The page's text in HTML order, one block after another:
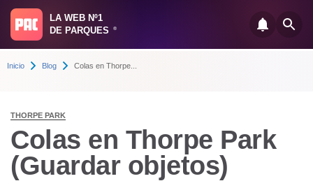
LA WEB Nº1
DE PARQUES
®
Inicio Blog Colas en Thorpe...
THORPE PARK
Colas en Thorpe Park
(Guardar objetos)